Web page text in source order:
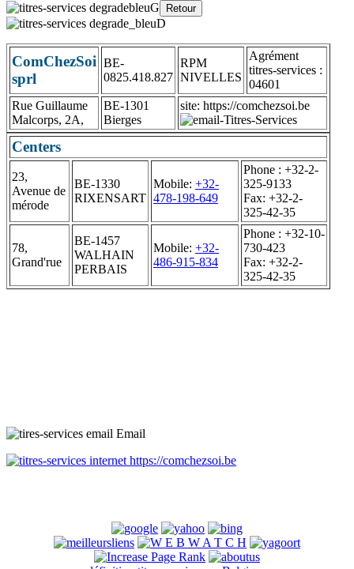
ComChezSoi
sprl
BE-
0825.418.827
RPM
NIVELLES
Agrément
titres-services :
04601
Rue Guillaume
Malcorps, 2A,
BE-1301
Bierges
site: https://comchezsoi.be
Centers
23,
Avenue de
mérode
BE-1330
RIXENSART
Mobile: +32-
478-198-649
Phone : +32-2-
325-9133
Fax: +32-2-
325-42-35
78,
Grand'rue
BE-1457
WALHAIN
PERBAIS
Mobile: +32-
486-915-834
Phone : +32-10-
730-423
Fax: +32-2-
325-42-35
Email
https://comchezsoi.be